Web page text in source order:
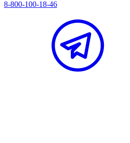
8-800-100-18-46